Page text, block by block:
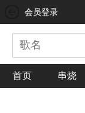
会员登录
首页 串烧